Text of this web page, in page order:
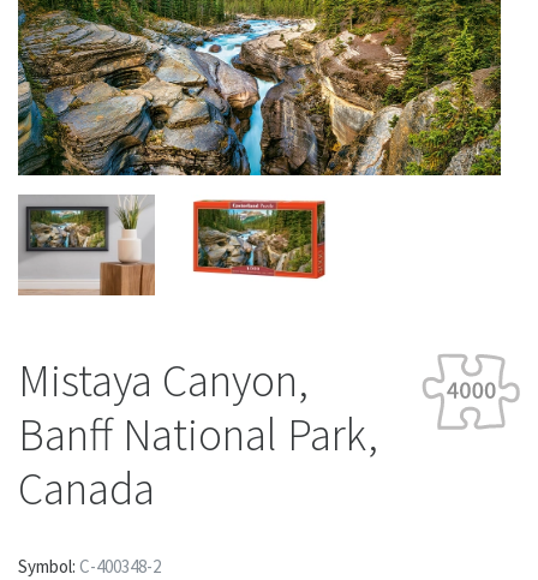
Mistaya Canyon,
Banff National Park,
Canada
Symbol: C-400348-2